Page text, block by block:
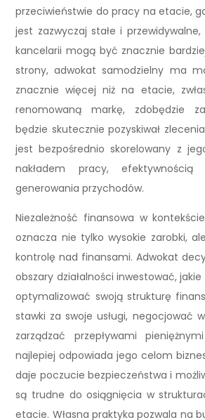
przeciwieństwie do pracy na etacie,
jest zazwyczaj stałe i
kancelarii mogą być znacznie
strony, adwokat samodzielny ma
znacznie więcej niż na etacie,
renomowaną markę, zdobędzie
będzie skutecznie pozyskiwał
jest bezpośrednio skorelowany z
nakładem pracy,
generowania przychodów.
Niezależność finansowa w
oznacza nie tylko wysokie zarobki,
kontrolę nad finansami. Adwokat
obszary działalności inwestować,
optymalizować swoją strukturę
stawki za swoje usługi, negocjować
zarządzać przepływami
najlepiej odpowiada jego celom
daje poczucie bezpieczeństwa i
są trudne do osiągnięcia w
etacie. Własna praktyka pozwala na